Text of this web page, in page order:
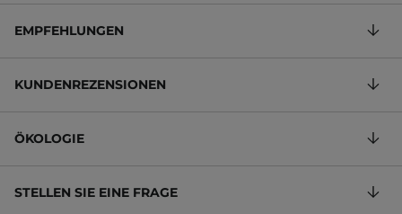
EMPFEHLUNGEN
KUNDENREZENSIONEN
ÖKOLOGIE
STELLEN SIE EINE FRAGE